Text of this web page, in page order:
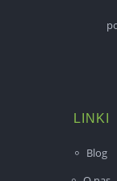
LINKI
Blog